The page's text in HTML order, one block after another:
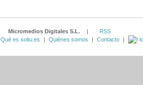
Micromedios Digitales S.L. |
RSS
Qué es soitu.es
| Quiénes somos | Contacto |